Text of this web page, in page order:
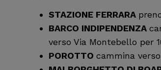
STAZIONE FERRARA
BARCO INDIPENDENZA
verso Via Montebello per
POROTTO cammina